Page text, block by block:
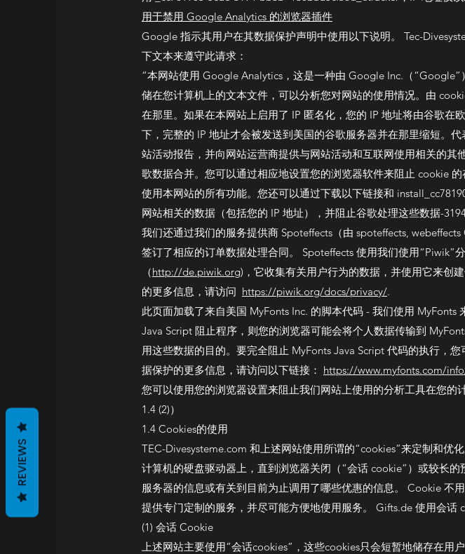
用于禁用 Google Analytics 的浏览器插件
Google 指示其用户在其数据保护声明中使用以下说明。 Tec-
下文本来遵守此请求：
“本网站使用 Google Analytics，这是一种由 Google Inc.（
储在您计算机上的文本文件，可以分析您对网站的使用情况。由
在那里。如果在本网站上启用了 IP 匿名化，您的 IP 地址将由谷歌
下，完整的 IP 地址才会被发送到美国的谷歌服务器并在那里缩短。
站活动报告，并向网站运营商提供与网站活动和互联网使用相关的
歌数据合并。您可以通过相应地设置您的浏览器软件来阻止 cookie
使用本网站的所有功能。您还可以通过下载以下链接和
网站相关的数据（包括您的 IP 地址），并阻止谷歌处理这些数据-
我们还通过我们的服务提供商 Spoteffects（由 spoteffects,
签订了相应的订单数据处理合同。 Spoteffects 使用我们使用“Piwik”
（http://de.piwik.org)，它收集有关用户行为的数据，并使用它来创
的更多信息，请访问 https://piwik.org/docs/privacy/.
此页面加载了来自美国 MyFonts Inc. 的脚本代码 - 我们使用
Java Script 阻止程序，则您的浏览器可能会将个人数据传输到
用这些数据的目的。要完全阻止 MyFonts Java Script 代码的执行，
据保护的更多信息，请访问以下链接： https://www.myfonts.com/
您可以使用您的浏览器设置来阻止我们网站上使用的分析工具在您
1.4 (2)）
1.4 Cookies的使用
TEC-Divesysteme.com 和上述网站使用所谓的“cookies”来定制和
计算机的硬盘驱动器上，直到浏览器关闭（“会话 cookie”）或较长
服务器的信息或有关到目前为止调用了哪些优惠的信息。 Cookie 不
提供专门定制的服务，并尽可能方便地使用服务。 Gifts.de 使用会话
(1) 会话 Cookie
上述网站主要使用“会话cookies”，这些cookies只会短暂地储存在
REVIEWS